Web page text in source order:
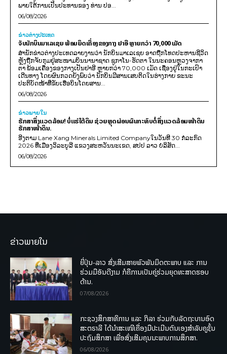
ພາຍໃຕ້ການເປັນປະທານຂອງ ທ່ານ ປອ...
06/08/2026
ຂ່າວຕ່າງປະເທດ
ຈັບນັກບິນມາເລເຊຍ ພ້ອມຍຶດເຄື່ອງຂອງກາງ ຢາອີ ຫຼາຍກວ່າ 70,000 ເມັດ
ສຳນັກຂ່າວຕ່າງປະເທດລາຍງານວ່າ ນັກບິນມາເລເຊຍ ອາດຖືກໂທດປະຫານຊີວິດ
ຫຼັງຖືກຈັບກຸມຢູ່ສະໜາມບິນນານາຊາດ ຊູກາໂນ-ຮັດຕາ ໃນນະຄອນຫຼວງຈາກາ
ຕາ ພ້ອມເຄື່ອງຂອງກາງເປັນຢາອີ ຫຼາຍກວ່າ 70,000 ເມັດ ເຊື່ອງຢູ່ໃນກະເປົາ
ເດີນທາງ ໂດຍຜົນກວດຍັງພົບວ່າ ນັກບິນມີສານເສບຕິດໃນຮ່າງກາຍ ຂະນະ
ປະຕິບັດໜ້າທີ່ຂັບເຮືອບິນໂດຍສານ...
06/08/2026
ຂ່າວພາຍ​ໃນ
ຮັກສາສິ່ງແວດລ້ອມ! ບໍ່ແຮ່ໃຕ້ດິນ ຊ່ວຍຫຼຸດຜ່ອນຜົນກະທົບຕໍ່ສິ່ງແວດລ້ອມໜ້າດິນ
ຮັກສາໜ້າດິນ.
ອີງຕາມ Lane Xang Minerals Limited Companyໃນວັນທີ 30 ກໍລະກົດ
2026 ທີ່ເມືອງວິລະບູລີ ແຂວງສະຫວັນນະເຂດ, ສປປ ລາວ ບໍລິສັດ...
06/08/2026
ຂ່າວພາຍໃນ
ຍີ່ປຸ່ນ-ລາວ ສົ່ງເສີມສາຍພົວພັນມິດຕະພາບ ແລະ ການ
ຮ່ວມມືອັນດີງາມ ກໍຄືການເປັນຄູ່ຮ່ວມຍຸດທະສາດຮອບ
ດ້ານ.
07/08/2026
ກະຊວງສຶກສາທິການ ແລະ ກິລາ ຮ່ວມກັບລັດຖະບານອົດ
ສະຕຣາລີ ໄດ້ນຳສະເໜີເຄື່ອງມືປະເມີນຕົນເອງສຳລັບຄູຊັ້ນ
ປະຖົມສຶກສາ ເພື່ອສົ່ງເສີມຄຸນນະພາບການສຶກສາ.
06/08/2026